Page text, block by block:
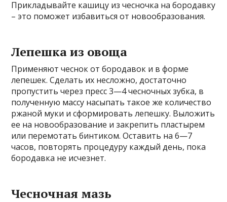
Прикладывайте кашицу из чесночка на бородавку
– это поможет избавиться от новообразования.
Лепешка из овоща
Применяют чеснок от бородавок и в форме
лепешек. Сделать их несложно, достаточно
пропустить через пресс 3—4 чесночных зубка, в
полученную массу насыпать такое же количество
ржаной муки и сформировать лепешку. Выложить
ее на новообразование и закрепить пластырем
или перемотать бинтиком. Оставить на 6—7
часов, повторять процедуру каждый день, пока
бородавка не исчезнет.
Чесночная мазь